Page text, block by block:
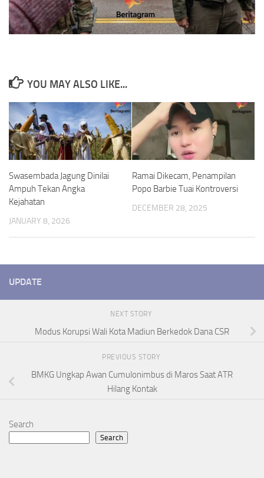
YOU MAY ALSO LIKE...
Swasembada Jagung Dinilai
Ampuh Tekan Angka
Kejahatan
JANUARY 8, 2026
Ramai Dikecam, Penampilan
Popo Barbie Tuai Kontroversi
DECEMBER 28, 2025
UPDATE
NEXT STORY
Modus Korupsi Wali Kota Madiun Berkedok Dana CSR
PREVIOUS STORY
BMKG Ungkap Awan Cumulonimbus di Maros Saat ATR
Hilang Kontak
Search
Search